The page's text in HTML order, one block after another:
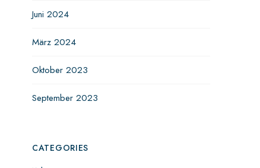
Juni 2024
März 2024
Oktober 2023
September 2023
CATEGORIES